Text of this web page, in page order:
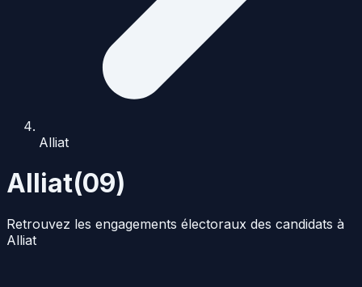
Alliat
Alliat(09)
Retrouvez les engagements électoraux des candidats à
Alliat